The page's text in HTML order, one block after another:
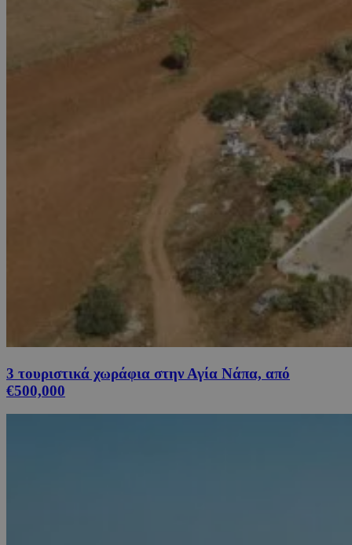
3 τουριστικά χωράφια στην Αγία Νάπα, από
€500,000